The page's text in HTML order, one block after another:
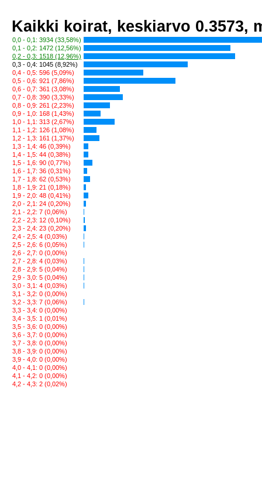
Kaikki koirat, keskiarvo 0.3573,
0,0 - 0,1: 3934 (33,58%)
0,1 - 0,2: 1472 (12,56%)
0,2 - 0,3: 1518 (12,96%)
0,3 - 0,4: 1045 (8,92%)
0,4 - 0,5: 596 (5,09%)
0,5 - 0,6: 921 (7,86%)
0,6 - 0,7: 361 (3,08%)
0,7 - 0,8: 390 (3,33%)
0,8 - 0,9: 261 (2,23%)
0,9 - 1,0: 168 (1,43%)
1,0 - 1,1: 313 (2,67%)
1,1 - 1,2: 126 (1,08%)
1,2 - 1,3: 161 (1,37%)
1,3 - 1,4: 46 (0,39%)
1,4 - 1,5: 44 (0,38%)
1,5 - 1,6: 90 (0,77%)
1,6 - 1,7: 36 (0,31%)
1,7 - 1,8: 62 (0,53%)
1,8 - 1,9: 21 (0,18%)
1,9 - 2,0: 48 (0,41%)
2,0 - 2,1: 24 (0,20%)
2,1 - 2,2: 7 (0,06%)
2,2 - 2,3: 12 (0,10%)
2,3 - 2,4: 23 (0,20%)
2,4 - 2,5: 4 (0,03%)
2,5 - 2,6: 6 (0,05%)
2,6 - 2,7: 0 (0,00%)
2,7 - 2,8: 4 (0,03%)
2,8 - 2,9: 5 (0,04%)
2,9 - 3,0: 5 (0,04%)
3,0 - 3,1: 4 (0,03%)
3,1 - 3,2: 0 (0,00%)
3,2 - 3,3: 7 (0,06%)
3,3 - 3,4: 0 (0,00%)
3,4 - 3,5: 1 (0,01%)
3,5 - 3,6: 0 (0,00%)
3,6 - 3,7: 0 (0,00%)
3,7 - 3,8: 0 (0,00%)
3,8 - 3,9: 0 (0,00%)
3,9 - 4,0: 0 (0,00%)
4,0 - 4,1: 0 (0,00%)
4,1 - 4,2: 0 (0,00%)
4,2 - 4,3: 2 (0,02%)